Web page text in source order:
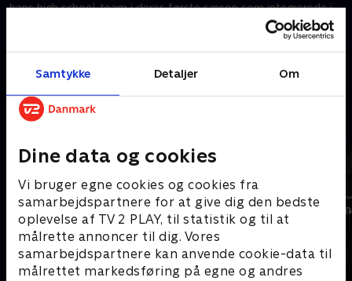
Samtykke Detaljer Om
Dine data og cookies
Vi bruger egne cookies og cookies fra
samarbejdspartnere for at give dig den bedste
oplevelse af TV 2 PLAY, til statistik og til at
målrette annoncer til dig. Vores
samarbejdspartnere kan anvende cookie-data til
målrettet markedsføring på egne og andres
hans high school-team i deres første sæson som integrerede i
Kræver tilkøb
Mere indhold fra Disney+